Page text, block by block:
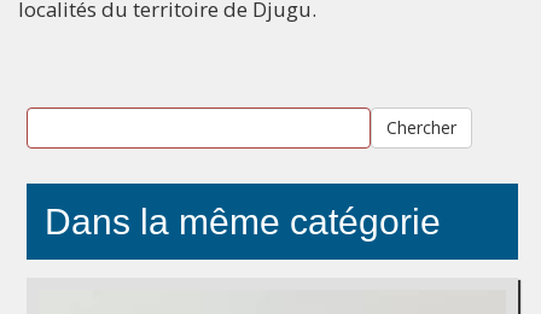
localités du territoire de Djugu.
Chercher
Dans la même catégorie